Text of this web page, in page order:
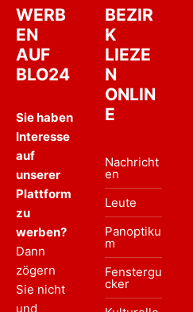
WERB
EN
AUF
BLO24
Sie haben
Interesse
auf
unserer
Plattform
zu
werben?
Dann
zögern
Sie nicht
und
BEZIR
K
LIEZE
N
ONLIN
E
Nachricht
en
Leute
Panoptiku
m
Fenstergu
cker